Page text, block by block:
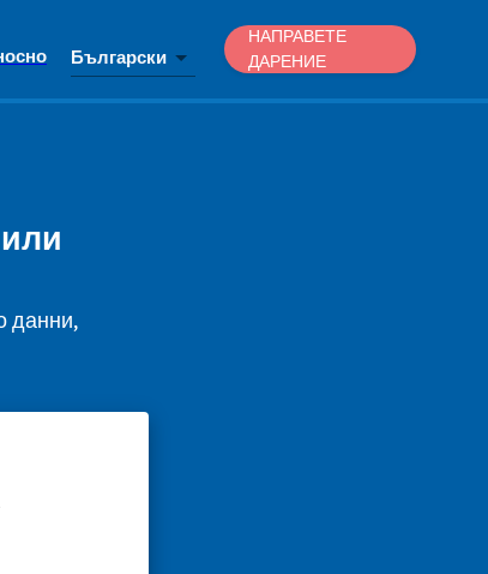
Български
НАПРАВЕТЕ
ДАРЕНИЕ
данни,